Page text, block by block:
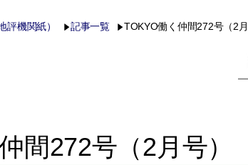
評機関紙） 記事一覧 TOKYO働く仲間272号（2月
間272号（2月号）